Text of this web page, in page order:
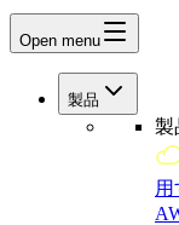
Open menu
製品
製
用